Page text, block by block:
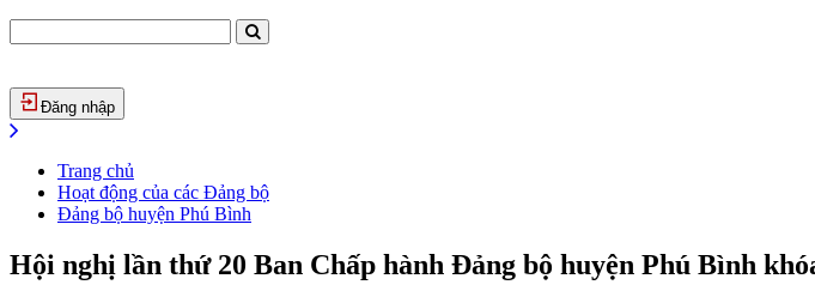
Đăng nhập
Trang chủ
Hoạt động của các Đảng bộ
Đảng bộ huyện Phú Bình
Hội nghị lần thứ 20 Ban Chấp hành Đảng bộ huyện Phú Bình